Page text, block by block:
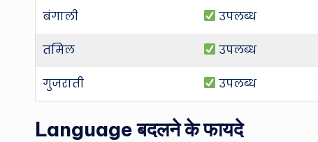
बंगाली उपलब्ध
तमिल उपलब्ध
गुजराती उपलब्ध
Language बदलने के फायदे